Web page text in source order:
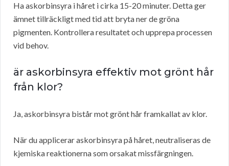
Ha askorbinsyra i håret i cirka 15-20 minuter. Detta ger
ämnet tillräckligt med tid att bryta ner de gröna
pigmenten. Kontrollera resultatet och upprepa processen
vid behov.
är askorbinsyra effektiv mot grönt hår
från klor?
Ja, askorbinsyra bistår mot grönt hår framkallat av klor.
När du applicerar askorbinsyra på håret, neutraliseras de
kjemiska reaktionerna som orsakat missfärgningen.